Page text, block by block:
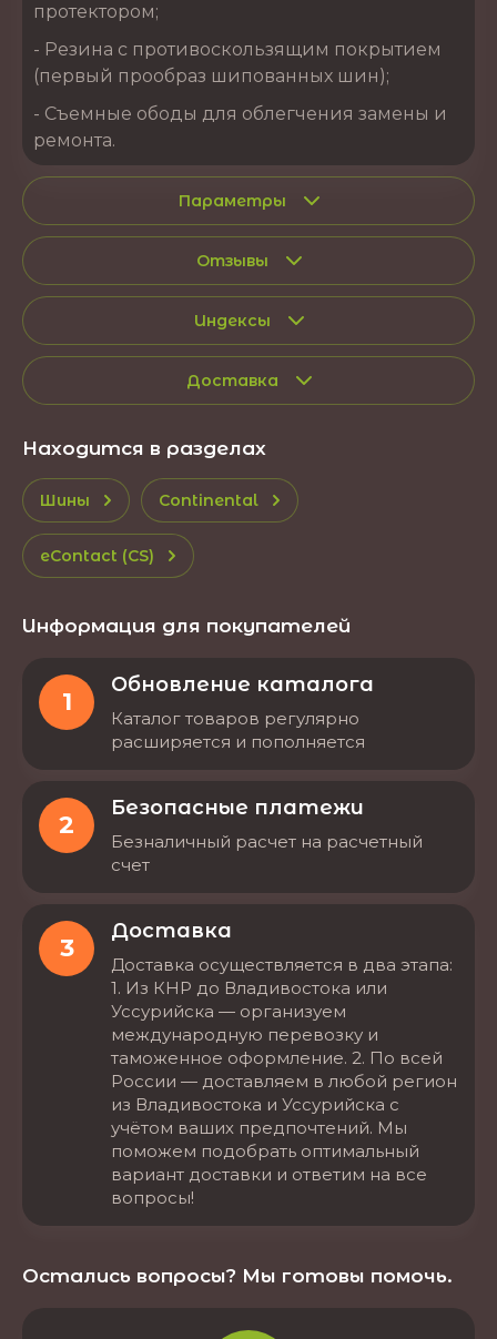
протектором;
- Резина с противоскользящим покрытием
(первый прообраз шипованных шин);
- Съемные ободы для облегчения замены и
ремонта.
Параметры
Отзывы
Индексы
Доставка
Находится в разделах
Шины Continental
eContact (CS)
Информация для покупателей
1
Обновление каталога
Каталог товаров регулярно
расширяется и пополняется
2
Безопасные платежи
Безналичный расчет на расчетный
счет
3
Доставка
Доставка осуществляется в два этапа:
1. Из КНР до Владивостока или
Уссурийска — организуем
международную перевозку и
таможенное оформление. 2. По всей
России — доставляем в любой регион
из Владивостока и Уссурийска с
учётом ваших предпочтений. Мы
поможем подобрать оптимальный
вариант доставки и ответим на все
вопросы!
Остались вопросы? Мы готовы помочь.